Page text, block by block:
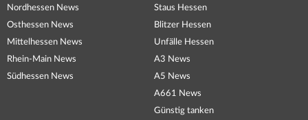
Nordhessen News
Osthessen News
Mittelhessen News
Rhein-Main News
Südhessen News
Staus Hessen
Blitzer Hessen
Unfälle Hessen
A3 News
A5 News
A661 News
Günstig tanken